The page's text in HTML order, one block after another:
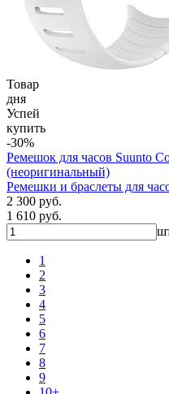
Товар
дня
Успей
купить
-30%
Ремешок для часов Suunto
(неоригинальный)
Ремешки и браслеты для
2 300 руб.
1 610 руб.
1
2
3
4
5
6
7
8
9